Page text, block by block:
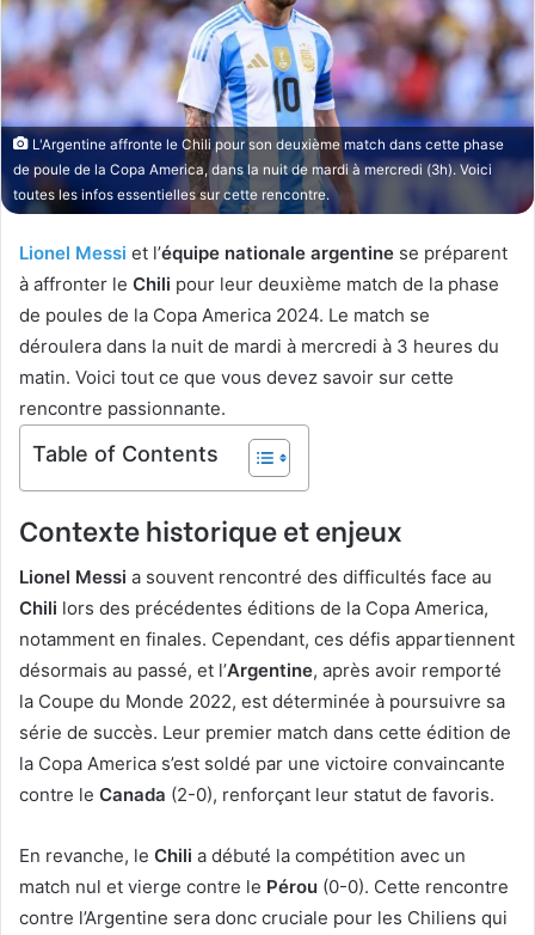
o
n
r
u
n
c
o
u
r
r
L'Argentine affronte le Chili pour son deuxième match dans cette phase
de poule de la Copa America, dans la nuit de mardi à mercredi (3h). Voici
toutes les infos essentielles sur cette rencontre.
Lionel Messi et l’équipe nationale argentine se préparent
à affronter le Chili pour leur deuxième match de la phase
de poules de la Copa America 2024. Le match se
déroulera dans la nuit de mardi à mercredi à 3 heures du
matin. Voici tout ce que vous devez savoir sur cette
rencontre passionnante.
Table of Contents
Contexte historique et enjeux
Lionel Messi a souvent rencontré des difficultés face au
Chili lors des précédentes éditions de la Copa America,
notamment en finales. Cependant, ces défis appartiennent
désormais au passé, et l’Argentine, après avoir remporté
la Coupe du Monde 2022, est déterminée à poursuivre sa
série de succès. Leur premier match dans cette édition de
la Copa America s’est soldé par une victoire convaincante
contre le Canada (2-0), renforçant leur statut de favoris.
En revanche, le Chili a débuté la compétition avec un
match nul et vierge contre le Pérou (0-0). Cette rencontre
contre l’Argentine sera donc cruciale pour les Chiliens qui